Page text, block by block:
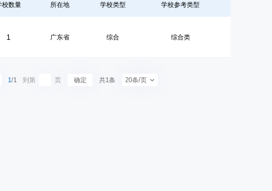
校数量 所在地 学校类型 学校参考类型
1 广东省 综合 综合类
1/1 到第 页 确定 共1条 20条/页